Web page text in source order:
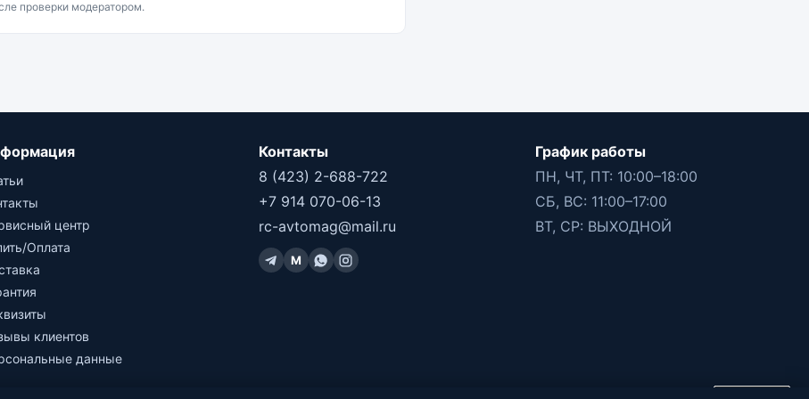
проверки модератором.
центр
Оплата
клиентов
данные
Контакты
8 (423) 2-688-722
+7 914 070-06-13
rc-avtomag@mail.ru
M
График работы
ПН, ЧТ, ПТ: 10:00–18:00
СБ, ВС: 11:00–17:00
ВТ, СР: ВЫХОДНОЙ